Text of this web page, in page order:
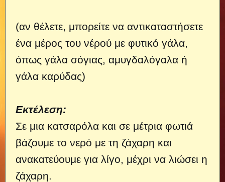
(αν θέλετε, μπορείτε να αντικαταστήσετε
ένα μέρος του νέρού με φυτικό γάλα,
όπως γάλα σόγιας, αμυγδαλόγαλα ή
γάλα καρύδας)
Εκτέλεση:
Σε μια κατσαρόλα και σε μέτρια φωτιά
βάζουμε το νερό με τη ζάχαρη και
ανακατεύουμε για λίγο, μέχρι να λιώσει η
ζάχαρη.